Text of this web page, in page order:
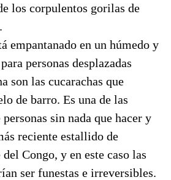
los corpulentos gorilas de
empantanado en un húmedo y
personas desplazadas
son las cucarachas que
de barro. Es una de las
sin nada que hacer y
reciente estallido de
Congo, y en este caso las
ser funestas e irreversibles.